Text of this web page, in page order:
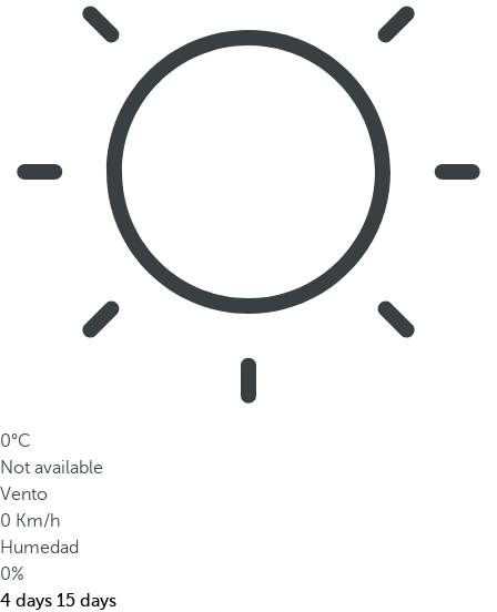
0°C
Not available
Vento
0 Km/h
Humedad
0%
4 days 15 days